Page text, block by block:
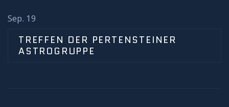
Astrofotografie
Mitgliederbereich
Sep. 19
TREFFEN DER PERTENSTEINER
ASTROGRUPPE